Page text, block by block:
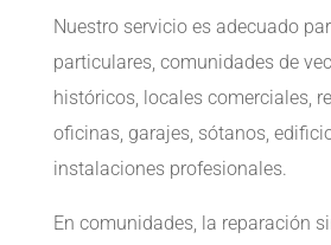
Nuestro servicio es adecuado
particulares, comunidades de
históricos, locales comerciales,
oficinas, garajes, sótanos,
instalaciones profesionales.
En comunidades, la reparación